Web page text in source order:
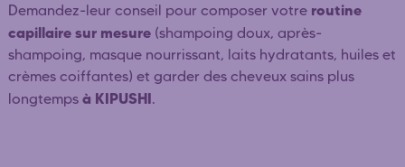
Demandez-leur conseil pour composer votre routine
capillaire sur mesure (shampoing doux, après-
shampoing, masque nourrissant, laits hydratants, huiles et
crèmes coiffantes) et garder des cheveux sains plus
longtemps à KIPUSHI.